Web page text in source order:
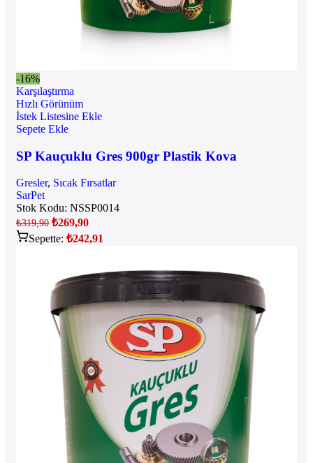
-16%
Karşılaştırma
Hızlı Görünüm
İstek Listesine Ekle
Sepete Ekle
SP Kauçuklu Gres 900gr Plastik Kova
Gresler, Sıcak Fırsatlar
SarPet
Stok Kodu: NSSP0014
₺319,90 ₺269,90
Sepette: ₺242,91